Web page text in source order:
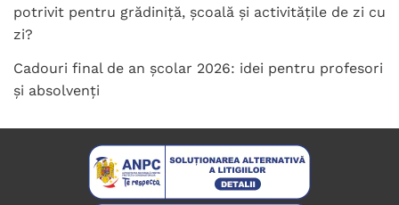
potrivit pentru grădiniță, școală și activitățile de zi cu
zi?
Cadouri final de an școlar 2026: idei pentru profesori
și absolvenți